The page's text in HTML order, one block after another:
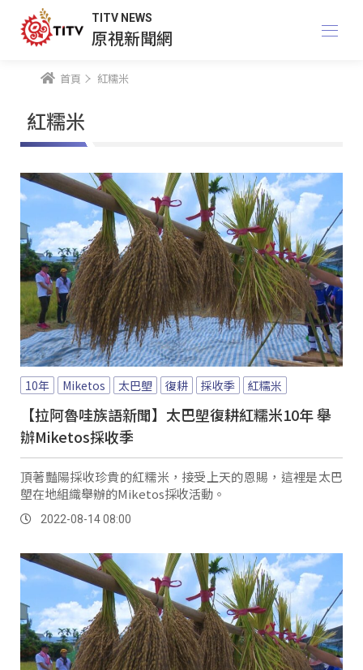
TITV NEWS
原視新聞網
首頁 紅糯米
紅糯米
10年 Miketos 太巴塱 復耕 採收季 紅糯米
【拉阿魯哇族語新聞】太巴塱復耕紅糯米10年 舉
辦Miketos採收季
頂著豔陽採收珍貴的紅糯米，接受上天的恩賜，這裡是太巴
塱在地組織舉辦的Miketos採收活動。
2022-08-14 08:00